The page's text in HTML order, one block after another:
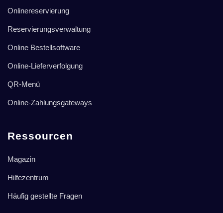
Onlinereservierung
Reservierungsverwaltung
Online Bestellsoftware
Online-Lieferverfolgung
QR-Menü
Online-Zahlungsgateways
Ressourcen
Magazin
Hilfezentrum
Häufig gestellte Fragen